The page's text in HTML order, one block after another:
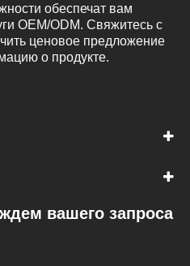
обеспечат вам
OEM/ODM. Свяжитесь с
ценовое предложение
о продукте.
вашего запроса